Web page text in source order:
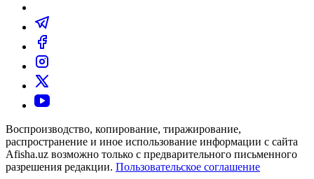
Воспроизводство, копирование, тиражирование,
распространение и иное использование информации с сайта
Afisha.uz возможно только с предварительного письменного
разрешения редакции. Пользовательское соглашение